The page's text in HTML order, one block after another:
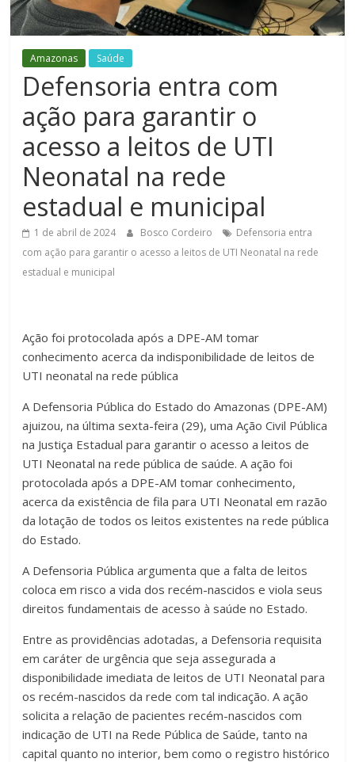
Figueiredo
Amazonas Saúde
Defensoria entra com
ação para garantir o
acesso a leitos de UTI
Neonatal na rede
estadual e municipal
1 de abril de 2024 Bosco Cordeiro
Defensoria entra
com ação para garantir o acesso a leitos de UTI Neonatal na rede
estadual e municipal
Ação foi protocolada após a DPE-AM tomar
conhecimento acerca da indisponibilidade de leitos de
UTI neonatal na rede pública
A Defensoria Pública do Estado do Amazonas (DPE-AM)
ajuizou, na última sexta-feira (29), uma Ação Civil Pública
na Justiça Estadual para garantir o acesso a leitos de
UTI Neonatal na rede pública de saúde. A ação foi
protocolada após a DPE-AM tomar conhecimento,
acerca da existência de fila para UTI Neonatal em razão
da lotação de todos os leitos existentes na rede pública
do Estado.
A Defensoria Pública argumenta que a falta de leitos
coloca em risco a vida dos recém-nascidos e viola seus
direitos fundamentais de acesso à saúde no Estado.
Entre as providências adotadas, a Defensoria requisita
em caráter de urgência que seja assegurada a
disponibilidade imediata de leitos de UTI Neonatal para
os recém-nascidos da rede com tal indicação. A ação
solicita a relação de pacientes recém-nascidos com
indicação de UTI na Rede Pública de Saúde, tanto na
capital quanto no interior, bem como o registro histórico